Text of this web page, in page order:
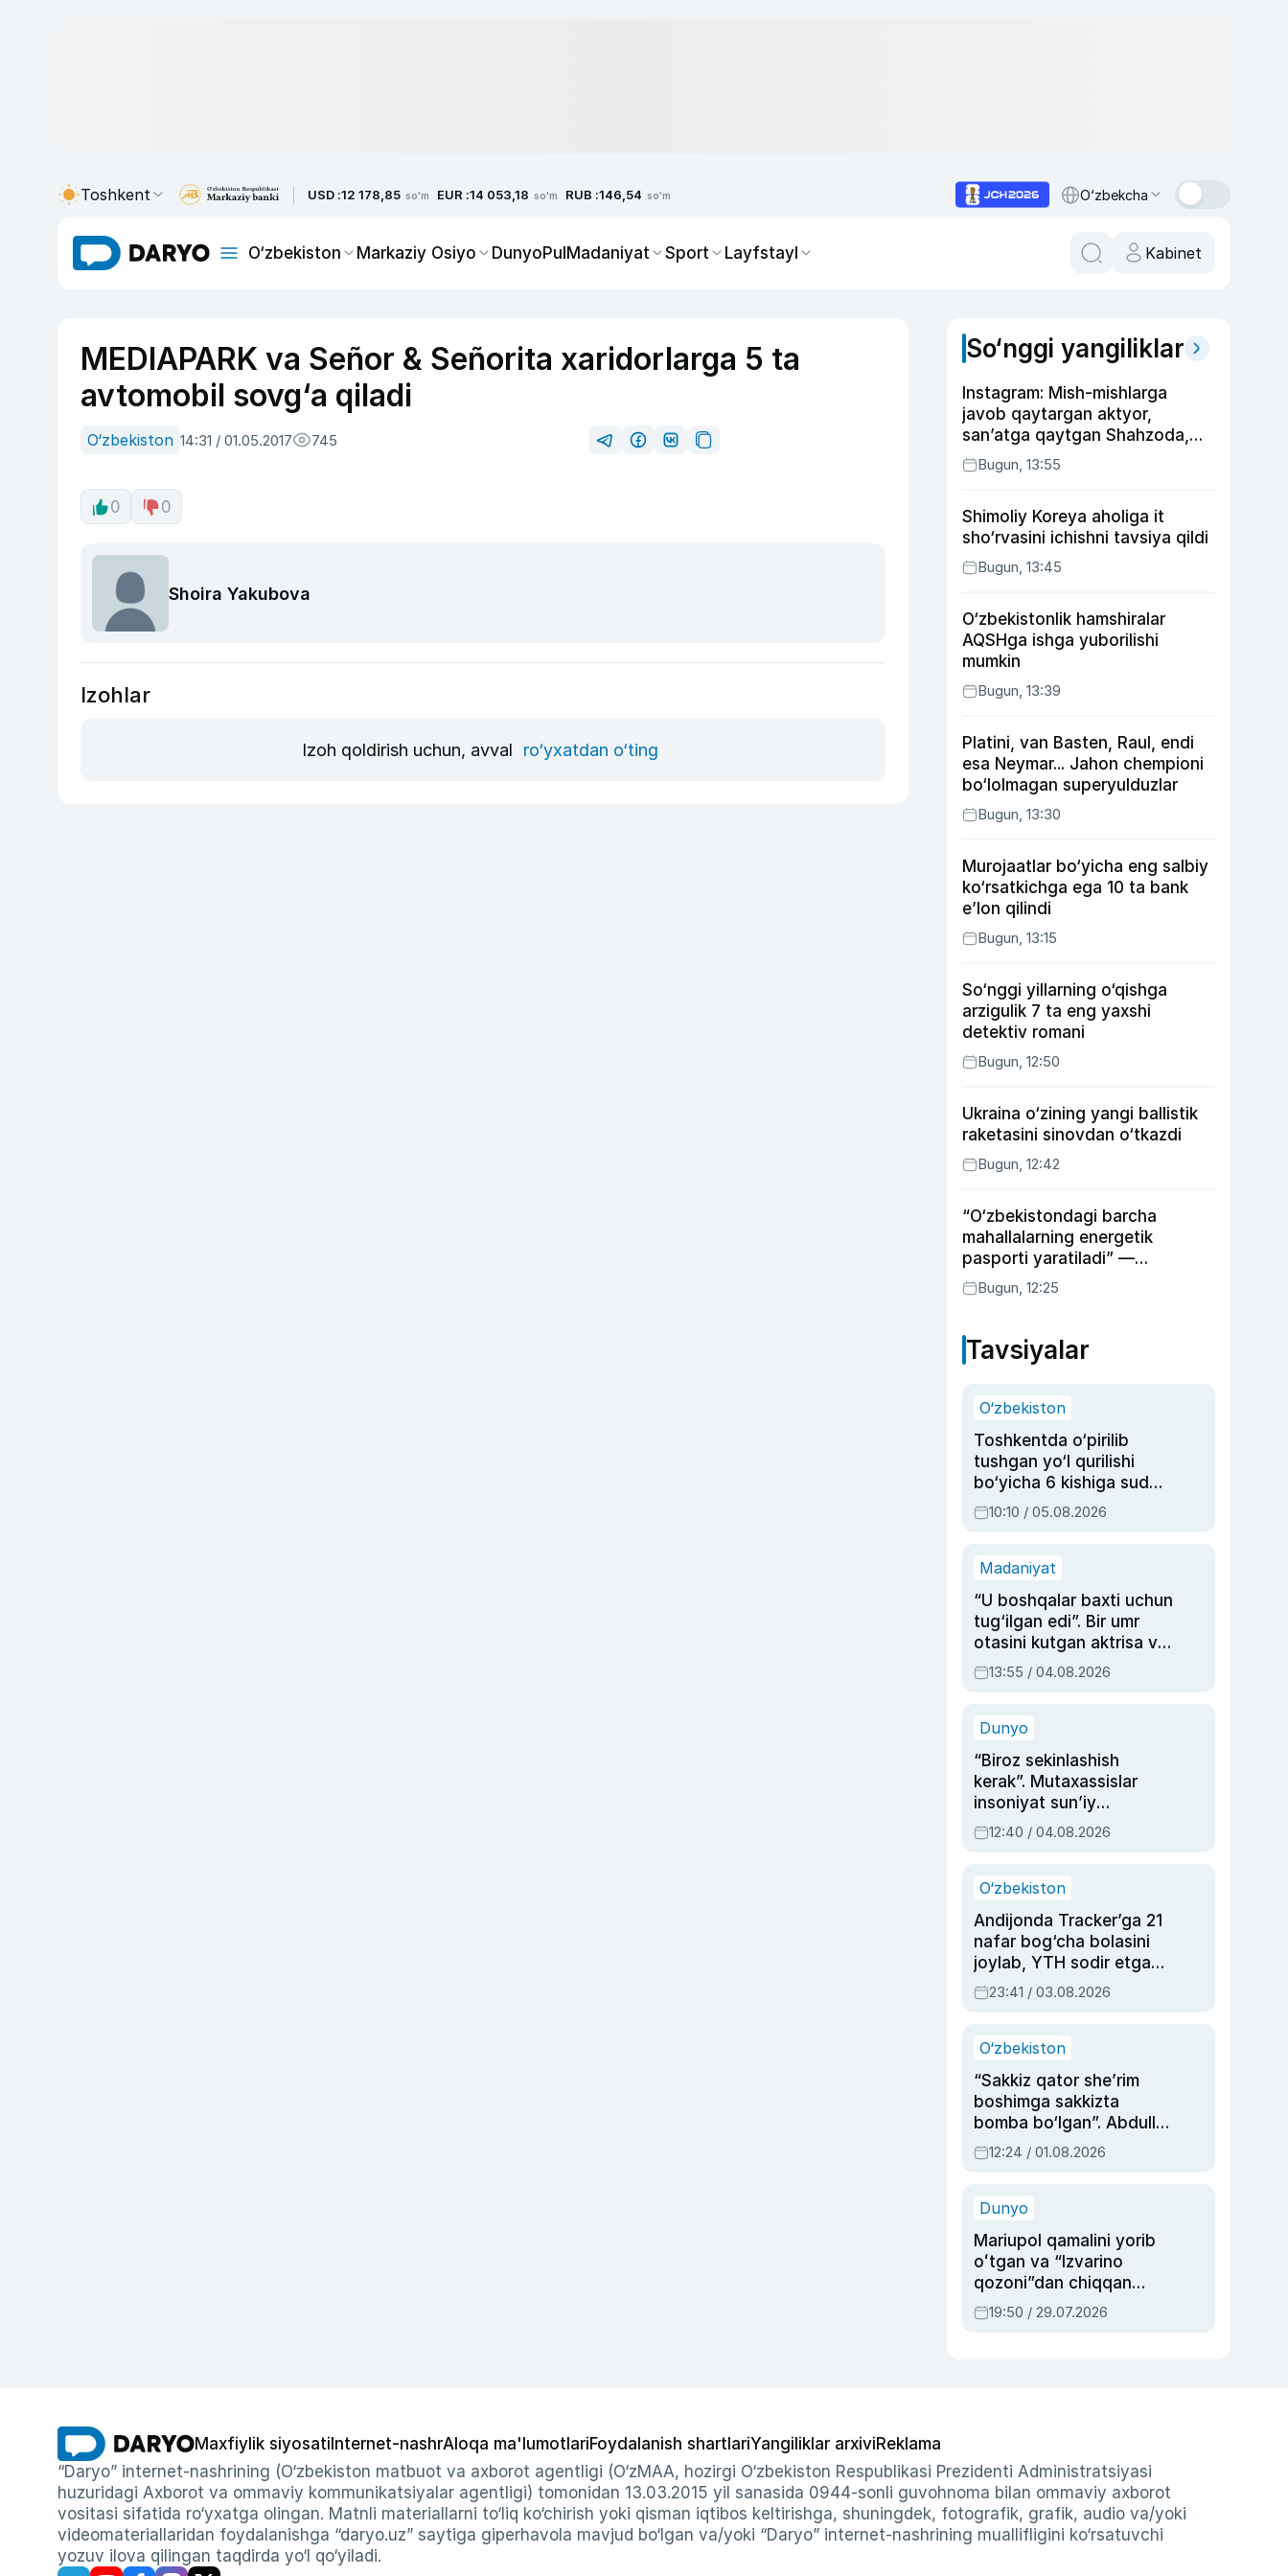
Toshkent USD :12 178,85 so'm EUR :14 053,18 so'm RUB :146,54 so'm O‘zbekcha
O‘zbekiston Markaziy Osiyo DunyoPulMadaniyat Sport Layfstayl Kabinet
MEDIAPARK va Señor & Señorita xaridorlarga 5 ta
avtomobil sovg‘a qiladi
O‘zbekiston 14:31 / 01.05.2017 745
0 0
Shoira Yakubova
Izohlar
Izoh qoldirish uchun, avval ro‘yxatdan o‘ting
So‘nggi yangiliklar
Instagram: Mish-mishlarga
javob qaytargan aktyor,
san’atga qaytgan Shahzoda,
yo‘lga asfalt yotqizgan
Jahongir Otajonov
Bugun, 13:55
Shimoliy Koreya aholiga it
sho‘rvasini ichishni tavsiya qildi
Bugun, 13:45
O‘zbekistonlik hamshiralar
AQSHga ishga yuborilishi
mumkin
Bugun, 13:39
Platini, van Basten, Raul, endi
esa Neymar... Jahon chempioni
bo‘lolmagan superyulduzlar
Bugun, 13:30
Murojaatlar bo‘yicha eng salbiy
ko‘rsatkichga ega 10 ta bank
e’lon qilindi
Bugun, 13:15
So‘nggi yillarning o‘qishga
arzigulik 7 ta eng yaxshi
detektiv romani
Bugun, 12:50
Ukraina o‘zining yangi ballistik
raketasini sinovdan o‘tkazdi
Bugun, 12:42
“O‘zbekistondagi barcha
mahallalarning energetik
pasporti yaratiladi” —
energetika vaziri
Bugun, 12:25
Tavsiyalar
O‘zbekiston
Toshkentda o‘pirilib
tushgan yo‘l qurilishi
bo‘yicha 6 kishiga sud
hukmi o‘qildi
10:10 / 05.08.2026
Madaniyat
“U boshqalar baxti uchun
tug‘ilgan edi”. Bir umr
otasini kutgan aktrisa va
dublyaj ustasi Rimma
Ahmedovaning
13:55 / 04.08.2026
Dunyo
“Biroz sekinlashish
kerak”. Mutaxassislar
insoniyat sun’iy
intellektni boshqara
olmay qolishidan xavotir
12:40 / 04.08.2026
O‘zbekiston
Andijonda Tracker’ga 21
nafar bog‘cha bolasini
joylab, YTH sodir etgan
ayolga sud hukmi o‘qildi
23:41 / 03.08.2026
O‘zbekiston
“Sakkiz qator she’rim
boshimga sakkizta
bomba bo‘lgan”. Abdulla
Oripovni siyosiy
ayblovlardan asrab
12:24 / 01.08.2026
Dunyo
Mariupol qamalini yorib
oʻtgan va “Izvarino
qozoni”dan chiqqan
qahramon — Ukraina
armiyasi bosh
19:50 / 29.07.2026
Maxfiylik siyosati Internet-nashrAloqa ma'lumotlariFoydalanish shartlariYangiliklar arxiviReklama
“Daryo” internet-nashrining (O‘zbekiston matbuot va axborot agentligi (O‘zMAA, hozirgi O‘zbekiston Respublikasi Prezidenti Administratsiyasi
huzuridagi Axborot va ommaviy kommunikatsiyalar agentligi) tomonidan 13.03.2015 yil sanasida 0944-sonli guvohnoma bilan ommaviy axborot
vositasi sifatida ro‘yxatga olingan. Matnli materiallarni to‘liq ko‘chirish yoki qisman iqtibos keltirishga, shuningdek, fotografik, grafik, audio va/yoki
videomateriallaridan foydalanishga “daryo.uz” saytiga giperhavola mavjud bo‘lgan va/yoki “Daryo” internet-nashrining muallifligini ko‘rsatuvchi
yozuv ilova qilingan taqdirda yo‘l qo‘yiladi.